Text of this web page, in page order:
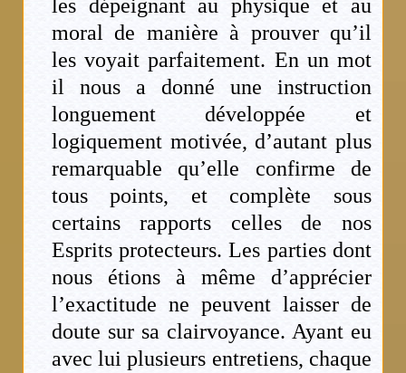
les dépeignant au physique et au
moral de manière à prouver qu’il
les voyait parfaitement. En un mot
il nous a donné une instruction
longuement développée et
logiquement motivée, d’autant plus
remarquable qu’elle confirme de
tous points, et complète sous
certains rapports celles de nos
Esprits protecteurs. Les parties dont
nous étions à même d’apprécier
l’exactitude ne peuvent laisser de
doute sur sa clairvoyance. Ayant eu
avec lui plusieurs entretiens, chaque